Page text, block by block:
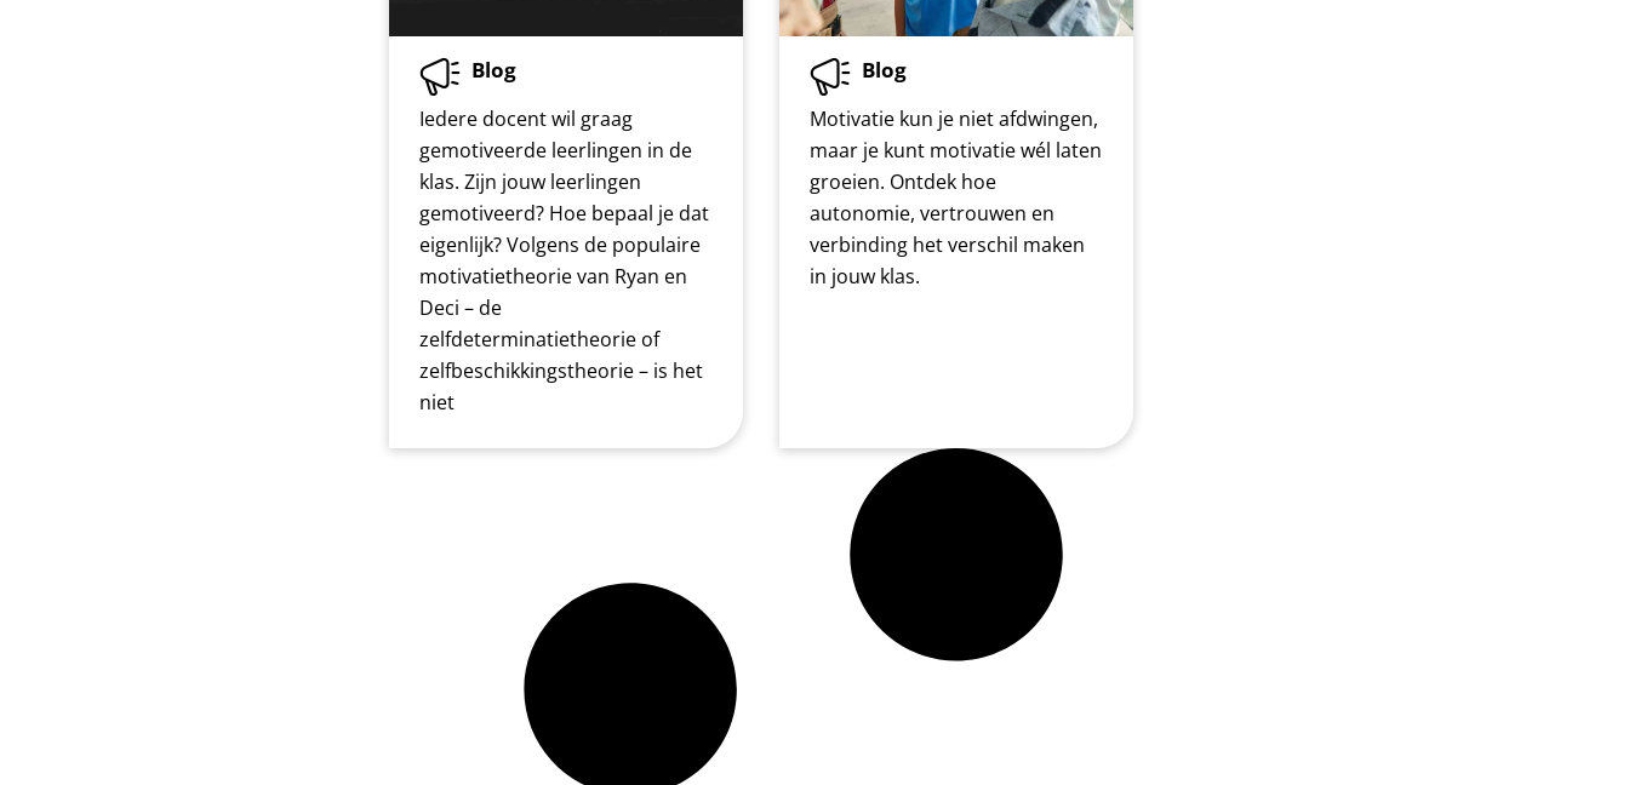
Blog
Iedere docent wil graag
gemotiveerde leerlingen in de
klas. Zijn jouw leerlingen
gemotiveerd? Hoe bepaal je dat
eigenlijk? Volgens de populaire
motivatietheorie van Ryan en
Deci – de
zelfdeterminatietheorie of
zelfbeschikkingstheorie – is het
niet
Blog
Motivatie kun je niet afdwingen,
maar je kunt motivatie wél laten
groeien. Ontdek hoe
autonomie, vertrouwen en
verbinding het verschil maken
in jouw klas.